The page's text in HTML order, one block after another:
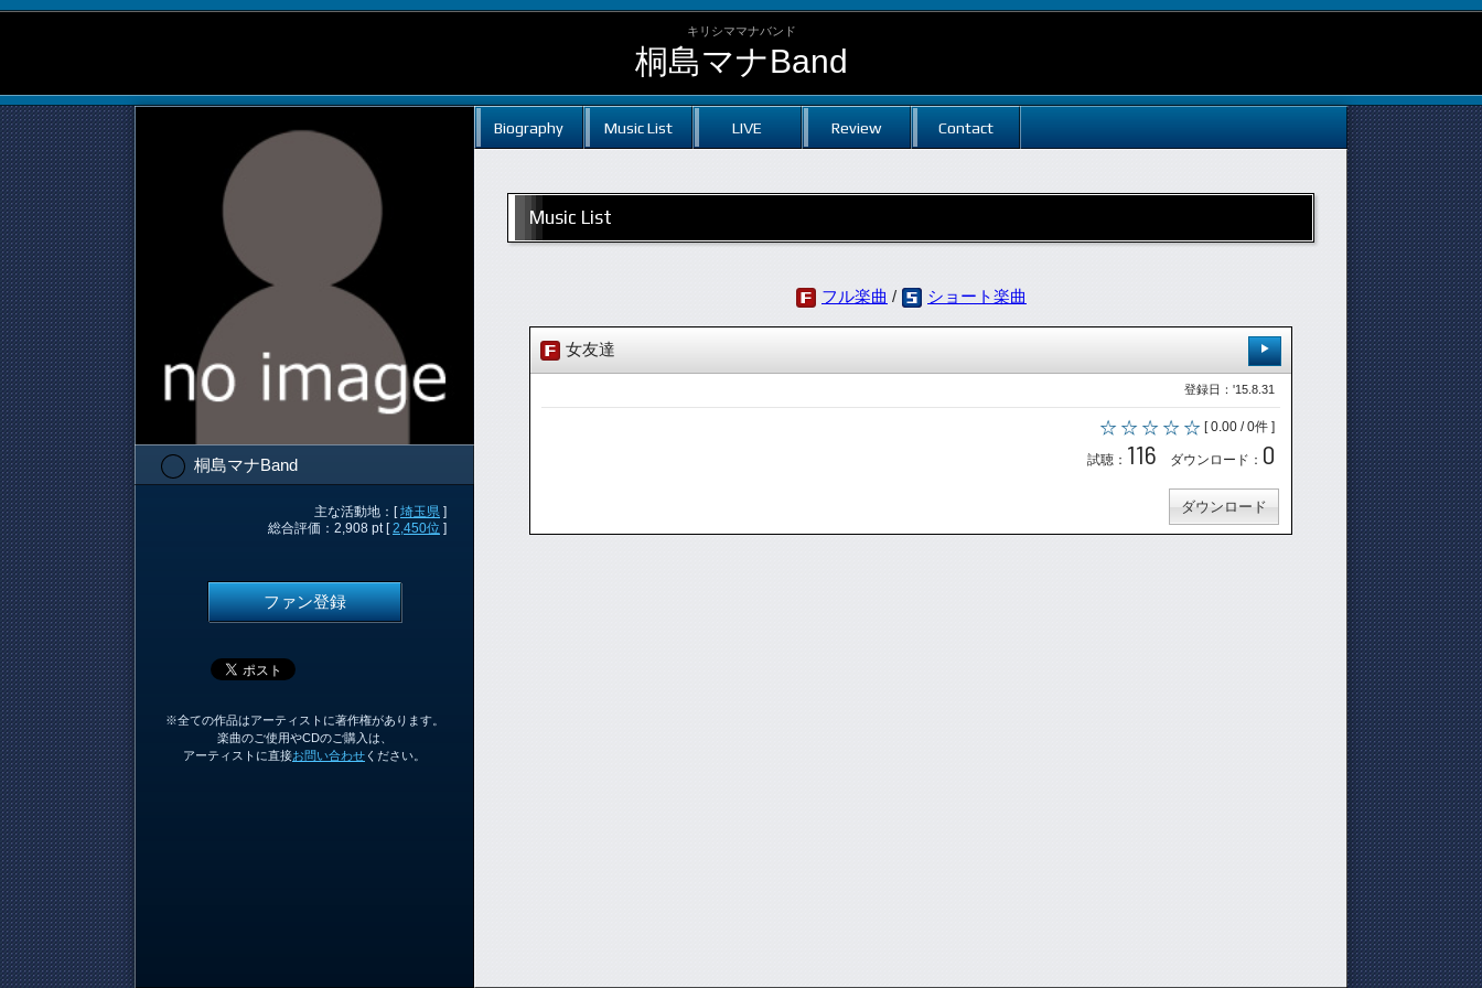
キリシママナバンド
桐島マナBand
桐島マナBand
主な活動地：[埼玉県 ]
総合評価：2,908 pt [2,450位 ]
ファン登録
※全ての作品はアーティストに著作権があります。
楽曲のご使用やCDのご購入は、
アーティストに直接お問い合わせ ください。
Biography Music List LIVE Review Contact
Music List
フル楽曲 / ショート楽曲
女友達
登録日：'15.8.31
[ 0.00 / 0件 ]
試聴： 116 ダウンロード： 0
ダウンロード